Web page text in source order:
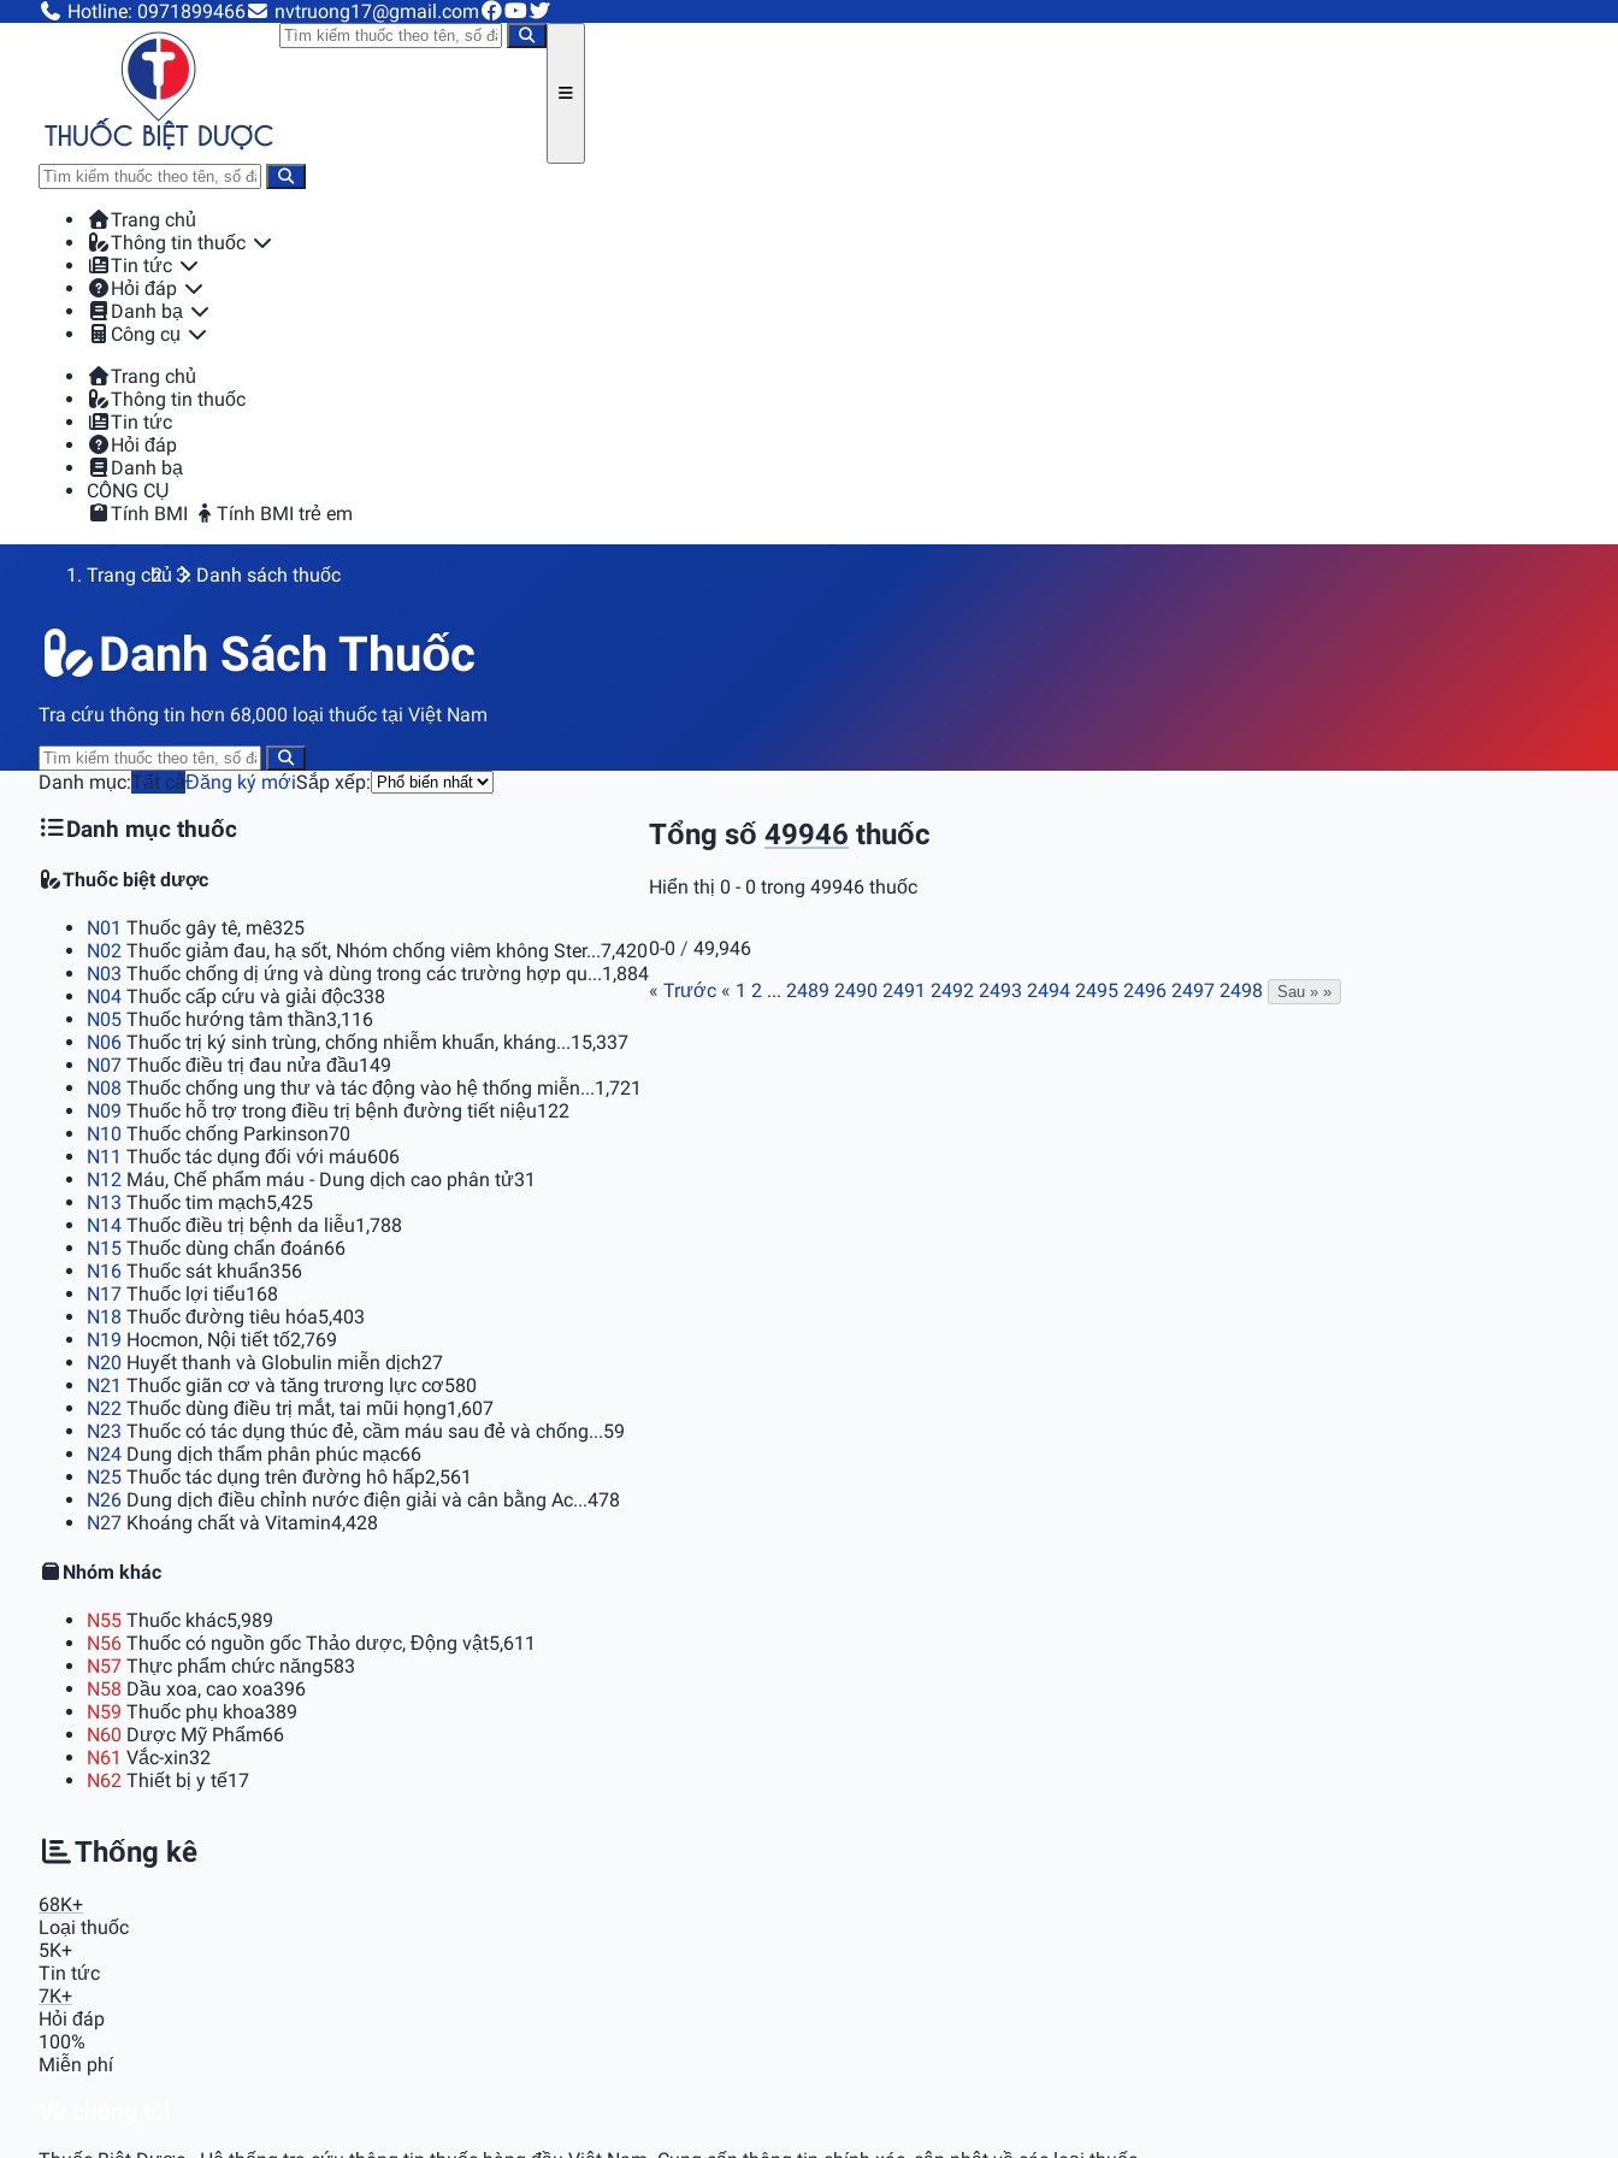
Hotline: 0971899466 nvtruong17@gmail.com
Trang chủ
Thông tin thuốc
Tin tức
Hỏi đáp
Danh bạ
Công cụ
Trang chủ
Thông tin thuốc
Tin tức
Hỏi đáp
Danh bạ
CÔNG CỤ
Tính BMI
Tính BMI trẻ em
Trang chủ Danh sách thuốc
Danh Sách Thuốc
Tra cứu thông tin hơn 68,000 loại thuốc tại Việt Nam
Danh mục:Tất cảĐăng ký mớiSắp xếp:
Danh mục thuốc
Thuốc biệt dược
N01 Thuốc gây tê, mê325
N02 Thuốc giảm đau, hạ sốt, Nhóm chống viêm không Ster...7,420
N03 Thuốc chống dị ứng và dùng trong các trường hợp qu...1,884
N04 Thuốc cấp cứu và giải độc338
N05 Thuốc hướng tâm thần3,116
N06 Thuốc trị ký sinh trùng, chống nhiễm khuẩn, kháng...15,337
N07 Thuốc điều trị đau nửa đầu149
N08 Thuốc chống ung thư và tác động vào hệ thống miễn...1,721
N09 Thuốc hỗ trợ trong điều trị bệnh đường tiết niệu122
N10 Thuốc chống Parkinson70
N11 Thuốc tác dụng đối với máu606
N12 Máu, Chế phẩm máu - Dung dịch cao phân tử31
N13 Thuốc tim mạch5,425
N14 Thuốc điều trị bệnh da liễu1,788
N15 Thuốc dùng chẩn đoán66
N16 Thuốc sát khuẩn356
N17 Thuốc lợi tiểu168
N18 Thuốc đường tiêu hóa5,403
N19 Hocmon, Nội tiết tố2,769
N20 Huyết thanh và Globulin miễn dịch27
N21 Thuốc giãn cơ và tăng trương lực cơ580
N22 Thuốc dùng điều trị mắt, tai mũi họng1,607
N23 Thuốc có tác dụng thúc đẻ, cầm máu sau đẻ và chống...59
N24 Dung dịch thẩm phân phúc mạc66
N25 Thuốc tác dụng trên đường hô hấp2,561
N26 Dung dịch điều chỉnh nước điện giải và cân bằng Ac...478
N27 Khoáng chất và Vitamin4,428
Nhóm khác
N55 Thuốc khác5,989
N56 Thuốc có nguồn gốc Thảo dược, Động vật5,611
N57 Thực phẩm chức năng583
N58 Dầu xoa, cao xoa396
N59 Thuốc phụ khoa389
N60 Dược Mỹ Phẩm66
N61 Vắc-xin32
N62 Thiết bị y tế17
Tổng số 49946 thuốc
Hiển thị 0 - 0 trong 49946 thuốc
0-0 / 49,946
« Trước « 1 2 ... 2489 2490 2491 2492 2493 2494 2495 2496 2497 2498 Sau » »
Thống kê
68K+
Loại thuốc
5K+
Tin tức
7K+
Hỏi đáp
100%
Miễn phí